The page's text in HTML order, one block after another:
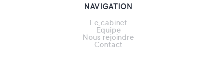
NAVIGATION
Le cabinet
Équipe
Nous rejoindre
Contact